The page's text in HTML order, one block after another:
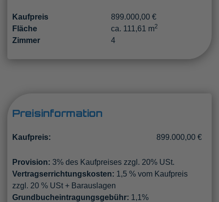
Kaufpreis
899.000,00 €
Fläche
ca. 111,61 m2
Zimmer 4
Preisinformation
Kaufpreis: 899.000,00 €
Provision: 3% des Kaufpreises zzgl. 20% USt.
Vertragserrichtungskosten: 1,5 % vom Kaufpreis
zzgl. 20 % USt + Barauslagen
Grundbucheintragungsgebühr: 1,1%